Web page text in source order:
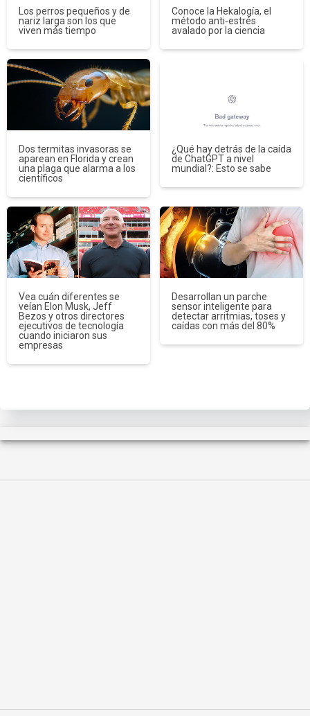
Los perros pequeños y de
nariz larga son los que
viven más tiempo
Conoce la Hekalogía, el
método anti‑estrés
avalado por la ciencia
Dos termitas invasoras se
aparean en Florida y crean
una plaga que alarma a los
científicos
¿Qué hay detrás de la caída
de ChatGPT a nivel
mundial?: Esto se sabe
Vea cuán diferentes se
veían Elon Musk, Jeff
Bezos y otros directores
ejecutivos de tecnología
cuando iniciaron sus
empresas
Desarrollan un parche
sensor inteligente para
detectar arritmias, toses y
caídas con más del 80%